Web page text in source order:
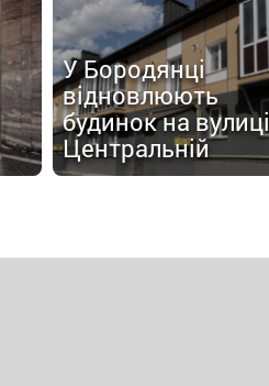
У Бородянці
відновлюють
будинок на вулиці
Центральній